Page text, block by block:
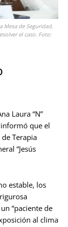
Mesa de Seguridad,
el caso. Foto:
Laura “N”
que el
Terapia
“Jesús
estable, los
“paciente de
al clima